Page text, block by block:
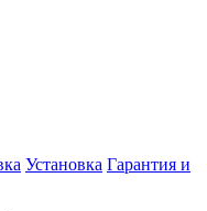
Установка Гарантия и